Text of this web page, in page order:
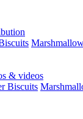
& videos
Biscuits